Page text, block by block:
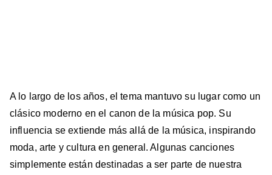
A lo largo de los años, el tema mantuvo su lugar como un
clásico moderno en el canon de la música pop. Su
influencia se extiende más allá de la música, inspirando
moda, arte y cultura en general. Algunas canciones
simplemente están destinadas a ser parte de nuestra